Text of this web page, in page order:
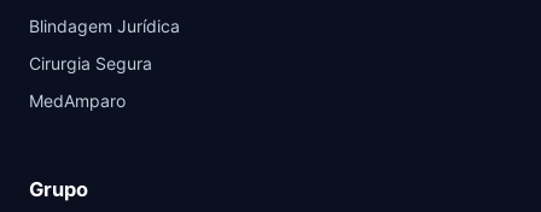
Blindagem Jurídica
Cirurgia Segura
MedAmparo
Grupo